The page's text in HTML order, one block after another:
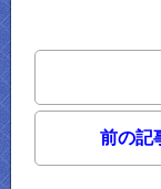
前の記